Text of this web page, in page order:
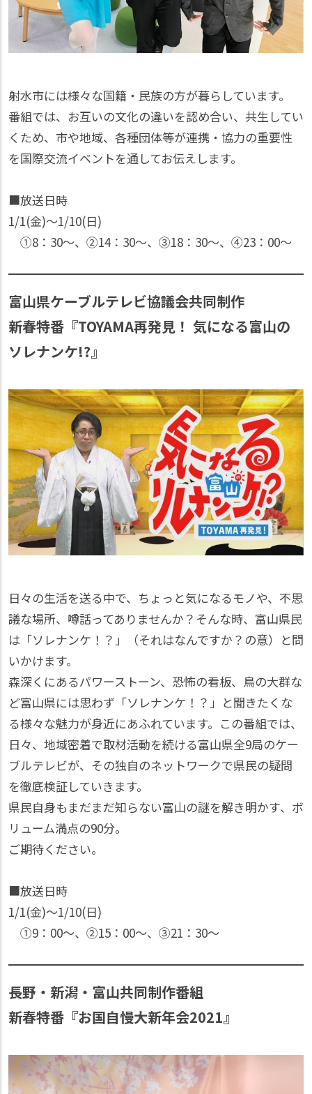
射水市には様々な国籍・民族の方が暮らしています。
番組では、お互いの文化の違いを認め合い、共生してい
くため、市や地域、各種団体等が連携・協力の重要性
を国際交流イベントを通してお伝えします。
■放送日時
1/1(金)〜1/10(日)
①8：30〜、②14：30〜、③18：30〜、④23：00〜
富山県ケーブルテレビ協議会共同制作
新春特番『TOYAMA再発見！ 気になる富山の
ソレナンケ!?』
日々の生活を送る中で、ちょっと気になるモノや、不思
議な場所、噂話ってありませんか？そんな時、富山県民
は「ソレナンケ！？」（それはなんですか？の意）と問
いかけます。
森深くにあるパワーストーン、恐怖の看板、鳥の大群な
ど富山県には思わず「ソレナンケ！？」と聞きたくな
る様々な魅力が身近にあふれています。この番組では、
日々、地域密着で取材活動を続ける富山県全9局のケー
ブルテレビが、その独自のネットワークで県民の疑問
を徹底検証していきます。
県民自身もまだまだ知らない富山の謎を解き明かす、ボ
リューム満点の90分。
ご期待ください。
■放送日時
1/1(金)〜1/10(日)
①9：00〜、②15：00〜、③21：30〜
長野・新潟・富山共同制作番組
新春特番『お国自慢大新年会2021』